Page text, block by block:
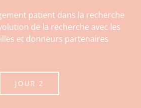
patient dans la recherche
de la recherche avec les
et donneurs partenaires
JOUR 2